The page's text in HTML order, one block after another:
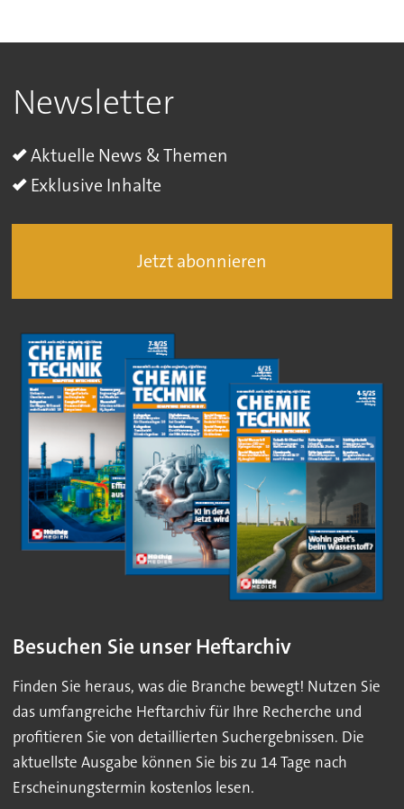
Newsletter
Aktuelle News & Themen
Exklusive Inhalte
Jetzt abonnieren
Besuchen Sie unser Heftarchiv
Finden Sie heraus, was die Branche bewegt! Nutzen Sie
das umfangreiche Heftarchiv für Ihre Recherche und
profitieren Sie von detaillierten Suchergebnissen. Die
aktuellste Ausgabe können Sie bis zu 14 Tage nach
Erscheinungstermin kostenlos lesen.